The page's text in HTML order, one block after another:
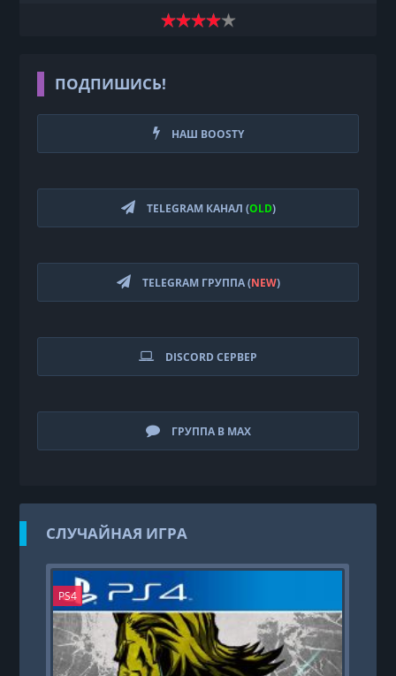
ПОДПИШИСЬ!
НАШ BOOSTY
TELEGRAM КАНАЛ (OLD)
TELEGRAM ГРУППА (NEW)
DISCORD СЕРВЕР
ГРУППА В MAX
СЛУЧАЙНАЯ ИГРА
PS4